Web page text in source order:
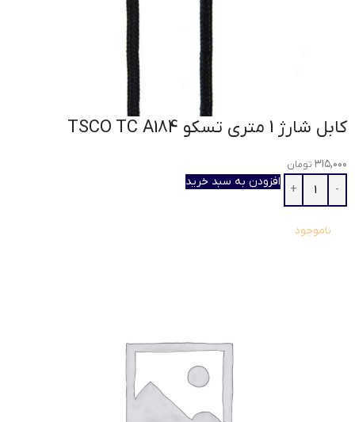
کابل شارژ 1 متری تسکو TSCO TC A184
۳۱۵,۰۰۰ تومان
افزودن به سبد خرید
ناموجود